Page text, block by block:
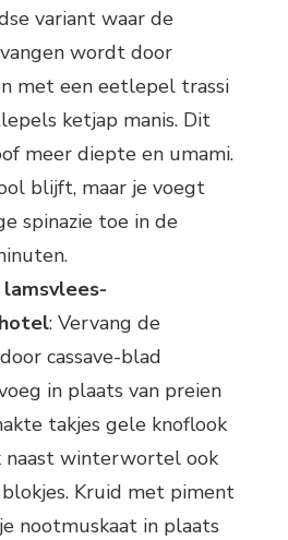
variant waar de
wordt door
met een eetlepel trassi
ketjap manis. Dit
meer diepte en umami.
blijft, maar je voegt
spinazie toe in de
lamsvlees-
: Vervang de
cassave-blad
in plaats van preien
takjes gele knoflook
naast winterwortel ook
Kruid met piment
nootmuskaat in plaats